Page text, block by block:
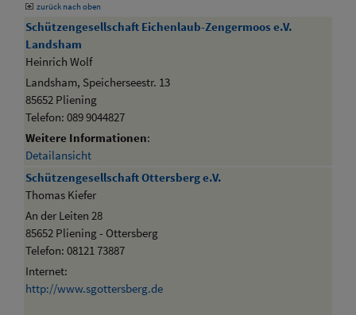
zurück nach oben
Schützengesellschaft Eichenlaub-Zengermoos e.V.
Landsham
Heinrich Wolf
Landsham, Speicherseestr. 13
85652 Pliening
Telefon: 089 9044827
Weitere Informationen:
Detailansicht
Schützengesellschaft Ottersberg e.V.
Thomas Kiefer
An der Leiten 28
85652 Pliening - Ottersberg
Telefon: 08121 73887
Internet:
http://www.sgottersberg.de